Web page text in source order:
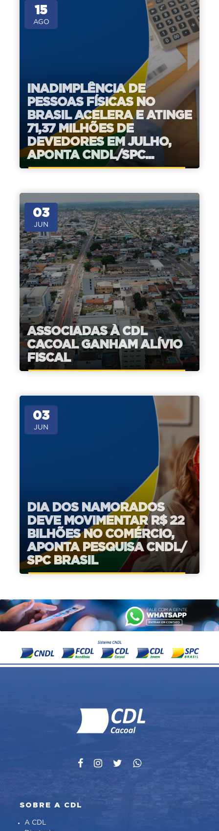
15
AGO
INADIMPLÊNCIA DE
PESSOAS FÍSICAS NO
BRASIL ACELERA E ATINGE
71,37 MILHÕES DE
DEVEDORES EM JULHO,
APONTA CNDL/SPC...
03
JUN
ASSOCIADAS À CDL
CACOAL GANHAM ALÍVIO
FISCAL
03
JUN
DIA DOS NAMORADOS
DEVE MOVIMENTAR R$ 22
BILHÕES NO COMÉRCIO,
APONTA PESQUISA CNDL/
SPC BRASIL
SOBRE A CDL
A CDL